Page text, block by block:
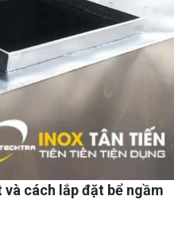
cách lắp đặt bể ngầm